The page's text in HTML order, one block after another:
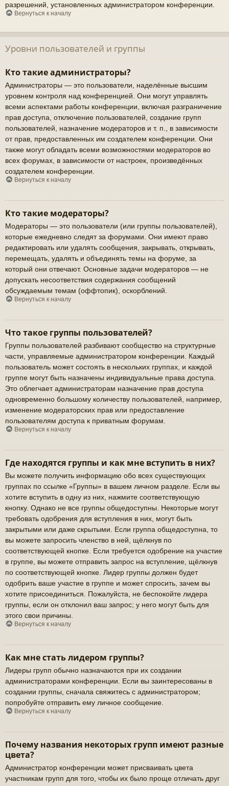
разрешений, установленных администратором конференции.
Вернуться к началу
Уровни пользователей и группы
Кто такие администраторы?
Администраторы — это пользователи, наделённые высшим
уровнем контроля над конференцией. Они могут управлять
всеми аспектами работы конференции, включая разграничение
прав доступа, отключение пользователей, создание групп
пользователей, назначение модераторов и т. п., в зависимости
от прав, предоставленных им создателем конференции. Они
также могут обладать всеми возможностями модераторов во
всех форумах, в зависимости от настроек, произведённых
создателем конференции.
Вернуться к началу
Кто такие модераторы?
Модераторы — это пользователи (или группы пользователей),
которые ежедневно следят за форумами. Они имеют право
редактировать или удалять сообщения, закрывать, открывать,
перемещать, удалять и объединять темы на форуме, за
который они отвечают. Основные задачи модераторов — не
допускать несоответствия содержания сообщений
обсуждаемым темам (оффтопик), оскорблений.
Вернуться к началу
Что такое группы пользователей?
Группы пользователей разбивают сообщество на структурные
части, управляемые администратором конференции. Каждый
пользователь может состоять в нескольких группах, и каждой
группе могут быть назначены индивидуальные права доступа.
Это облегчает администраторам назначение прав доступа
одновременно большому количеству пользователей, например,
изменение модераторских прав или предоставление
пользователям доступа к приватным форумам.
Вернуться к началу
Где находятся группы и как мне вступить в них?
Вы можете получить информацию обо всех существующих
группах по ссылке «Группы» в вашем личном разделе. Если вы
хотите вступить в одну из них, нажмите соответствующую
кнопку. Однако не все группы общедоступны. Некоторые могут
требовать одобрения для вступления в них, могут быть
закрытыми или даже скрытыми. Если группа общедоступна, то
вы можете запросить членство в ней, щёлкнув по
соответствующей кнопке. Если требуется одобрение на участие
в группе, вы можете отправить запрос на вступление, щёлкнув
по соответствующей кнопке. Лидер группы должен будет
одобрить ваше участие в группе и может спросить, зачем вы
хотите присоединиться. Пожалуйста, не беспокойте лидера
группы, если он отклонил ваш запрос; у него могут быть для
этого свои причины.
Вернуться к началу
Как мне стать лидером группы?
Лидеры групп обычно назначаются при их создании
администраторами конференции. Если вы заинтересованы в
создании группы, сначала свяжитесь с администратором;
попробуйте отправить ему личное сообщение.
Вернуться к началу
Почему названия некоторых групп имеют разные
цвета?
Администратор конференции может присваивать цвета
участникам групп для того, чтобы их было проще отличать друг